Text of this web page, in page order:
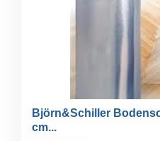
Björn&Schiller
cm...